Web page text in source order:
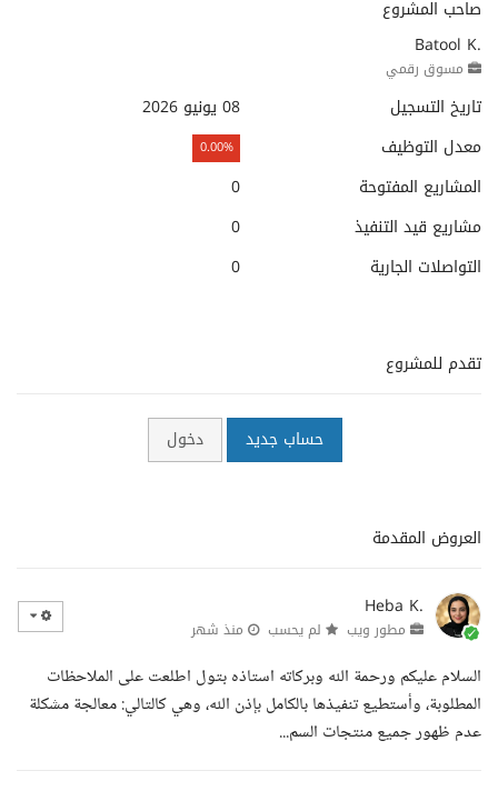
صاحب المشروع
Batool K.
مسوق رقمي
تاريخ التسجيل
08 يونيو 2026
معدل التوظيف
0.00%
المشاريع المفتوحة
0
مشاريع قيد التنفيذ
0
التواصلات الجارية
0
تقدم للمشروع
حساب جديد دخول
العروض المقدمة
Heba K.
مطور ويب لم يحسب منذ شهر
السلام عليكم ورحمة الله وبركاته استاذه بتول اطلعت على الملاحظات
المطلوبة، وأستطيع تنفيذها بالكامل بإذن الله، وهي كالتالي: معالجة مشكلة
عدم ظهور جميع منتجات السم...